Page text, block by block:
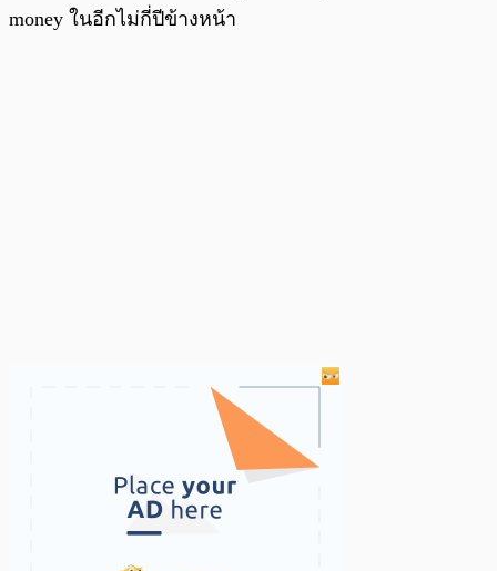
money ในอีกไม่กี่ปีข้างหน้า